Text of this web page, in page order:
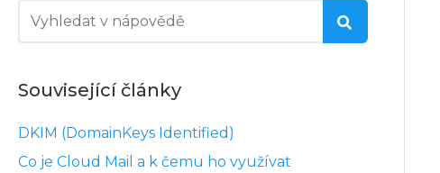
Související články
DKIM (DomainKeys Identified)
Co je Cloud Mail a k čemu ho využívat